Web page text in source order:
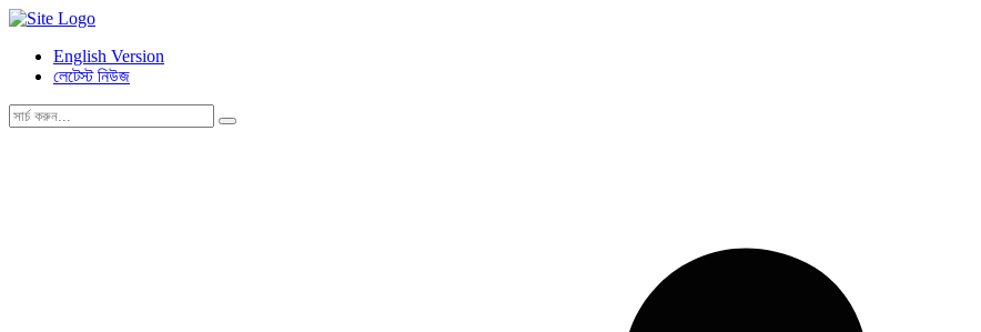
English Version
লেটেস্ট নিউজ